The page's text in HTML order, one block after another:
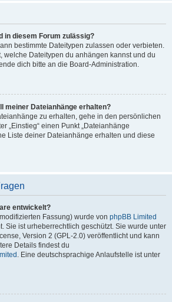
in diesem Forum zulässig?
bestimmte Dateitypen zulassen oder verbieten.
welche Dateitypen du anhängen kannst und du
dich bitte an die Board-Administration.
meiner Dateianhänge erhalten?
zu erhalten, gehe in den persönlichen
„Einstieg“ einen Punkt „Dateianhänge
Liste deiner Dateianhänge erhalten und diese
entwickelt?
Fassung) wurde von phpBB Limited
Sie ist urheberrechtlich geschützt. Sie wurde unter
Version 2 (GPL-2.0) veröffentlicht und kann
Details findest du
. Eine deutschsprachige Anlaufstelle ist unter